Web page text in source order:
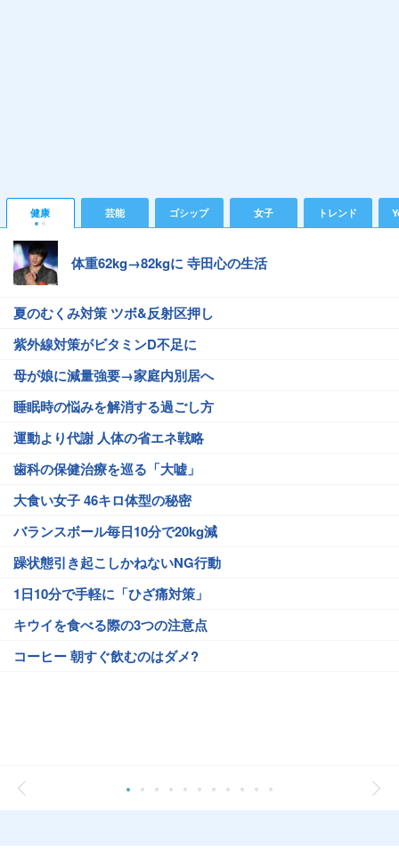
健康 芸能 ゴシップ 女子 トレンド
体重62kg→82kgに 寺田心の生活
夏のむくみ対策 ツボ&反射区押し
紫外線対策がビタミンD不足に
母が娘に減量強要→家庭内別居へ
睡眠時の悩みを解消する過ごし方
運動より代謝 人体の省エネ戦略
歯科の保健治療を巡る「大嘘」
大食い女子 46キロ体型の秘密
バランスボール毎日10分で20kg減
躁状態引き起こしかねないNG行動
1日10分で手軽に「ひざ痛対策」
キウイを食べる際の3つの注意点
コーヒー 朝すぐ飲むのはダメ?